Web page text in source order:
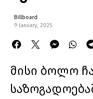
Billboard
9 January, 2025
მისი ბოლო